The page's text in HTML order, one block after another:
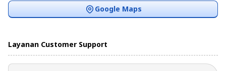
Google Maps
Layanan Customer Support